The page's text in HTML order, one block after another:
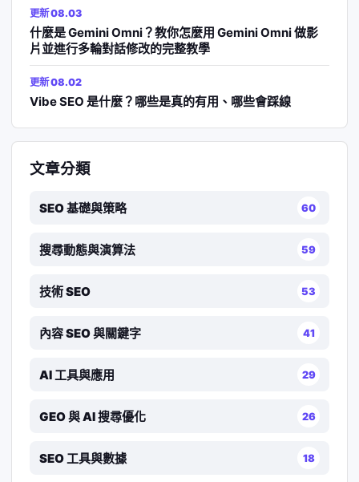
更新 08.03
什麼是 Gemini Omni？教你怎麼用 Gemini Omni 做影
片並進行多輪對話修改的完整教學
更新 08.02
Vibe SEO 是什麼？哪些是真的有用、哪些會踩線
文章分類
SEO 基礎與策略 60
搜尋動態與演算法 59
技術 SEO 53
內容 SEO 與關鍵字 41
AI 工具與應用 29
GEO 與 AI 搜尋優化 26
SEO 工具與數據 18